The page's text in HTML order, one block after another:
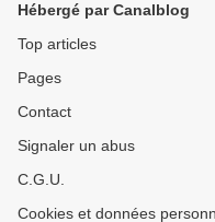
Hébergé par Canalblog
Top articles
Pages
Contact
Signaler un abus
C.G.U.
Cookies et données